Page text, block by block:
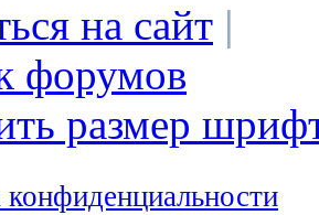
на сайт |
форумов
размер